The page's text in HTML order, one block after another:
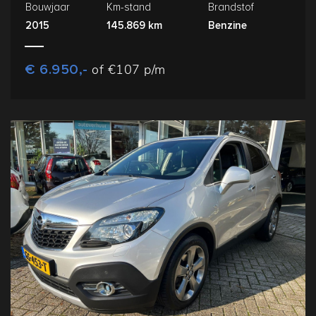
Bouwjaar
2015
Km-stand
145.869 km
Brandstof
Benzine
€ 6.950,- of €107 p/m